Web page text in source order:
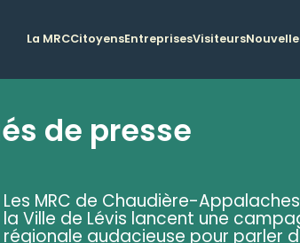
La MRCCitoyensEntreprisesVisiteurs
de presse
Les MRC de Chaudière-
la Ville de Lévis lancent une
régionale audacieuse pour parler